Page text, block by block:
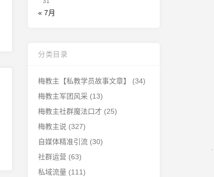
« 7月
分类目录
梅教主【私教学员故事文章】
(34)
梅教主军团风采 (13)
梅教主社群魔法口才 (25)
梅教主说 (327)
自媒体精准引流 (30)
社群运营 (63)
私域流量 (111)